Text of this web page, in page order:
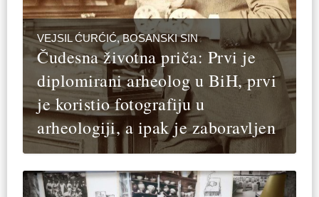
VEJSIL ĆURĆIĆ, BOSANSKI SIN
Čudesna životna priča: Prvi je
diplomirani arheolog u BiH, prvi
je koristio fotografiju u
arheologiji, a ipak je zaboravljen